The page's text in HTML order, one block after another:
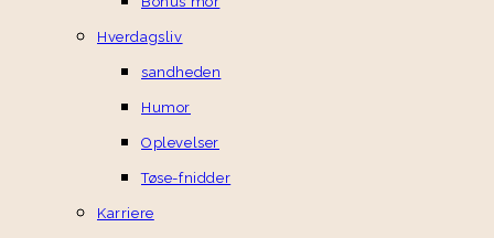
Hverdagsliv
sandheden
Humor
Oplevelser
Tøse-fnidder
Karriere